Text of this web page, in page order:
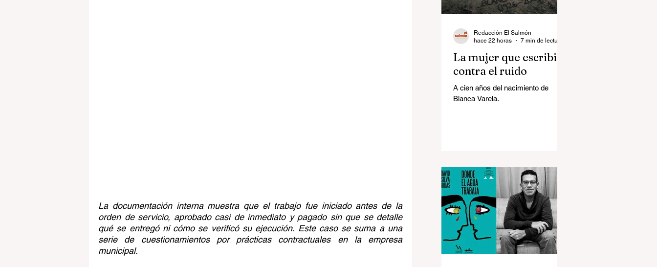
La documentación interna muestra que el trabajo fue iniciado antes de la
orden de servicio, aprobado casi de inmediato y pagado sin que se detalle
qué se entregó ni cómo se verificó su ejecución. Este caso se suma a una
serie de cuestionamientos por prácticas contractuales en la empresa
municipal.
La mujer que escribió
contra el ruido
A cien años del nacimiento de
Blanca Varela.
Redacción El Salmón
hace 22 horas
7 min de lectura